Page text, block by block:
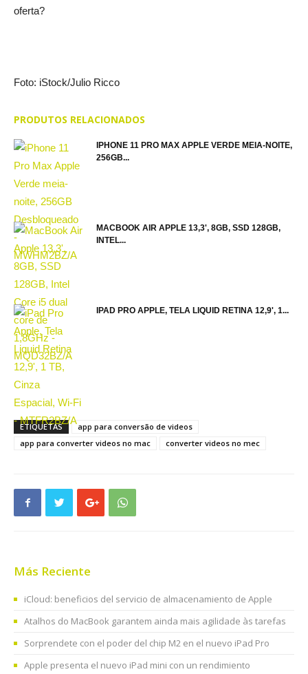
oferta?
Foto: iStock/Julio Ricco
PRODUTOS RELACIONADOS
IPHONE 11 PRO MAX APPLE VERDE MEIA-NOITE,
256GB...
MACBOOK AIR APPLE 13,3', 8GB, SSD 128GB,
INTEL...
IPAD PRO APPLE, TELA LIQUID RETINA 12,9', 1...
ETIQUETAS
app para conversão de videos
app para converter videos no mac
converter videos no mec
Más Reciente
iCloud: beneficios del servicio de almacenamiento de Apple
Atalhos do MacBook garantem ainda mais agilidade às tarefas
Sorprendete con el poder del chip M2 en el nuevo iPad Pro
Apple presenta el nuevo iPad mini con un rendimiento